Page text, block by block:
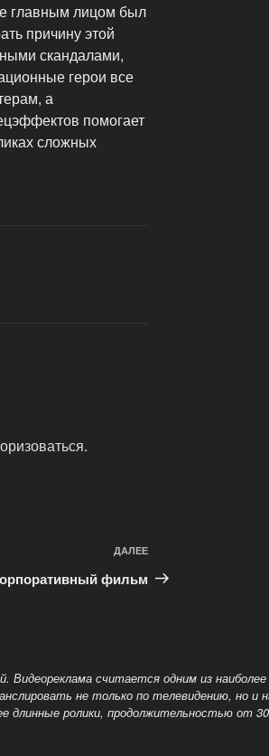
главным лицом был
причину этой
скандалами,
герои все
а
помогает
сложных
.
запись
ДАЛЕЕ
фильм
Видеореклама считается одним из
не только по телевидению, но и
длинные ролики, продолжительностью от 30